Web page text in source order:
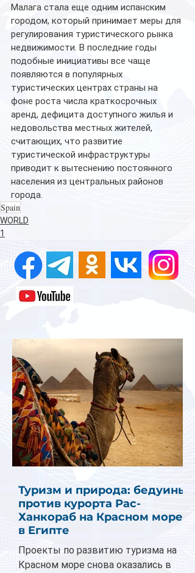
Малага стала еще одним испанским
городом, который принимает меры для
регулирования туристического рынка
недвижимости. В последние годы
подобные инициативы все чаще
появляются в популярных
туристических центрах страны на
фоне роста числа краткосрочных
аренд, дефицита доступного жилья и
недовольства местных жителей,
считающих, что развитие
туристической инфраструктуры
приводит к вытеснению постоянного
населения из центральных районов
города.
Spain
WORLD
1
Туризм и природа: бедуины
против курорта Рас-
Ханкораб на Красном море
в Египте
Проекты по развитию туризма на
Красном море снова оказались в